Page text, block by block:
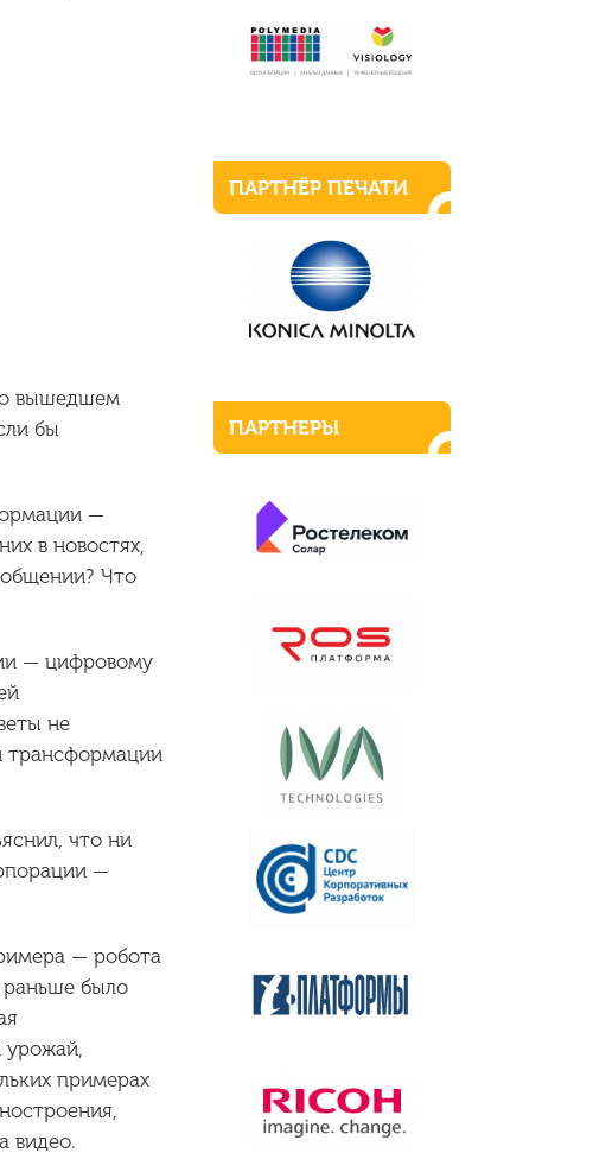
вышедшем
бы
—
в новостях,
Что
— цифровому
не
трансформации
что ни
—
— робота
раньше было
урожай,
примерах
видео.
ПАРТНЁР ПЕЧАТИ
ПАРТНЕРЫ